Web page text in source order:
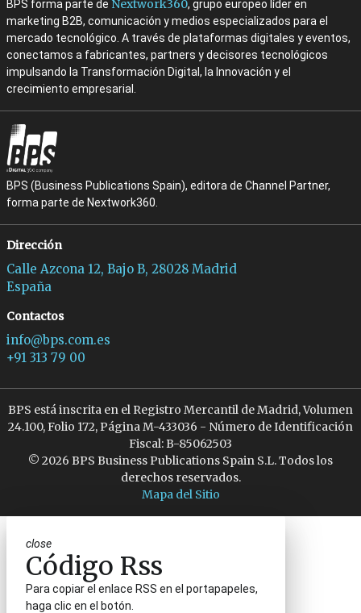
BPS forma parte de Nextwork360, grupo europeo líder en
marketing B2B, comunicación y medios especializados para el
mercado tecnológico. A través de plataformas digitales y eventos,
conectamos a fabricantes, partners y decisores tecnológicos
impulsando la Transformación Digital, la Innovación y el
crecimiento empresarial.
BPS (Business Publications Spain), editora de Channel Partner,
forma parte de Nextwork360.
Dirección
Calle Azcona 12, Bajo B, 28028 Madrid
España
Contactos
info@bps.com.es
+91 313 79 00
BPS está inscrita en el Registro Mercantil de Madrid, Volumen
24.100, Folio 172, Página M-433036 - Número de Identificación
Fiscal: B-85062503
© 2026 BPS Business Publications Spain S.L. Todos los
derechos reservados.
Mapa del Sitio
close
Código Rss
Para copiar el enlace RSS en el portapapeles,
haga clic en el botón.